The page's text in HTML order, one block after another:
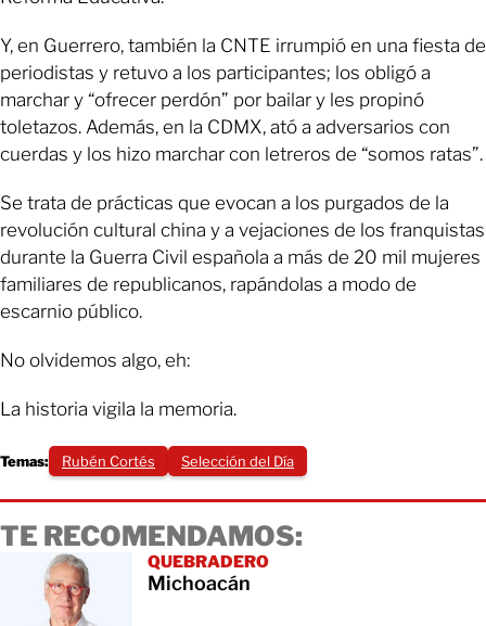
Y, en Guerrero, también la CNTE irrumpió en una fiesta de
periodistas y retuvo a los participantes; los obligó a
marchar y “ofrecer perdón” por bailar y les propinó
toletazos. Además, en la CDMX, ató a adversarios con
cuerdas y los hizo marchar con letreros de “somos ratas”.
Se trata de prácticas que evocan a los purgados de la
revolución cultural china y a vejaciones de los franquistas
durante la Guerra Civil española a más de 20 mil mujeres
familiares de republicanos, rapándolas a modo de
escarnio público.
No olvidemos algo, eh:
La historia vigila la memoria.
Temas: Rubén Cortés Selección del Día
TE RECOMENDAMOS:
QUEBRADERO
Michoacán